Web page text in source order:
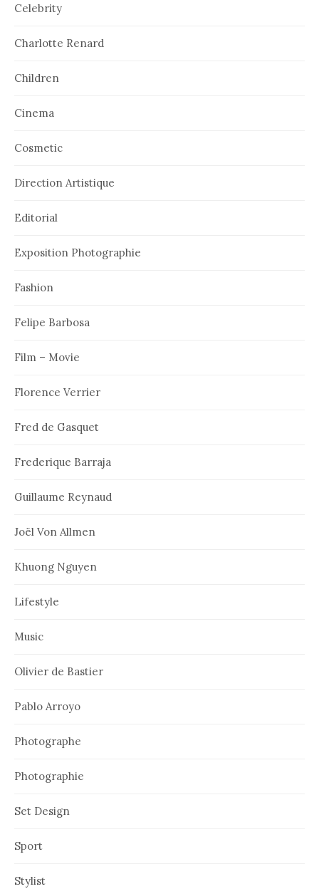
Celebrity
Charlotte Renard
Children
Cinema
Cosmetic
Direction Artistique
Editorial
Exposition Photographie
Fashion
Felipe Barbosa
Film – Movie
Florence Verrier
Fred de Gasquet
Frederique Barraja
Guillaume Reynaud
Joël Von Allmen
Khuong Nguyen
Lifestyle
Music
Olivier de Bastier
Pablo Arroyo
Photographe
Photographie
Set Design
Sport
Stylist